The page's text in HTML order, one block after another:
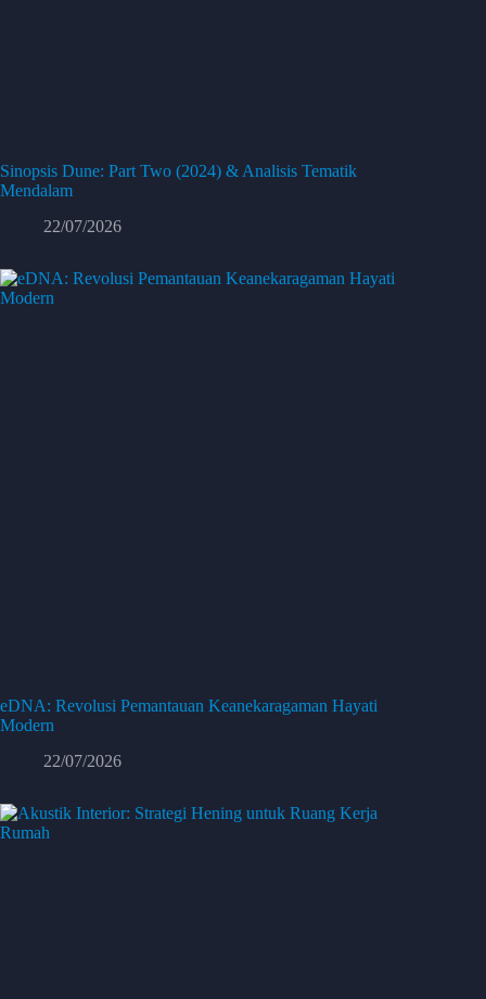
Sinopsis Dune: Part Two (2024) & Analisis Tematik
Mendalam
22/07/2026
eDNA: Revolusi Pemantauan Keanekaragaman Hayati
Modern
22/07/2026